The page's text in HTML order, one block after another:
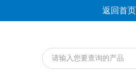
返回首页